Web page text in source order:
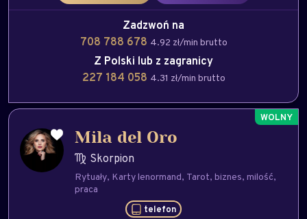
Zadzwoń na
708 788 678 4.92 zł/min brutto
Z Polski lub z zagranicy
227 184 058 4.31 zł/min brutto
Mila del Oro
Skorpion
Rytuały Karty lenormand Tarot biznes milość
praca
telefon